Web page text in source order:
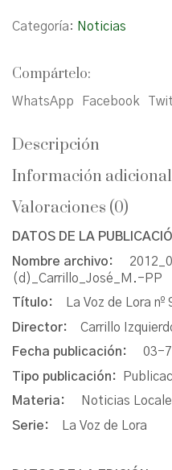
Categoría: Noticias
Compártelo:
WhatsApp Facebook
Descripción
Información adicional
Valoraciones (0)
DATOS DE LA
Nombre archivo:
(d)_Carrillo_José_M.-PP
Título:
La Voz de Lora nº
Director: Carrillo
Fecha publicación: 03-
Tipo publicación:
Materia:
Noticias
Serie:
La Voz de Lora